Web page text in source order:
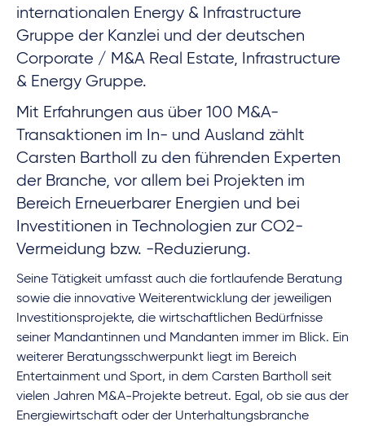
internationalen Energy & Infrastructure
Gruppe der Kanzlei und der deutschen
Corporate / M&A Real Estate, Infrastructure
& Energy Gruppe.
Mit Erfahrungen aus über 100 M&A-
Transaktionen im In- und Ausland zählt
Carsten Bartholl zu den führenden Experten
der Branche, vor allem bei Projekten im
Bereich Erneuerbarer Energien und bei
Investitionen in Technologien zur CO2-
Vermeidung bzw. -Reduzierung.
Seine Tätigkeit umfasst auch die fortlaufende Beratung
sowie die innovative Weiterentwicklung der jeweiligen
Investitionsprojekte, die wirtschaftlichen Bedürfnisse
seiner Mandantinnen und Mandanten immer im Blick. Ein
weiterer Beratungsschwerpunkt liegt im Bereich
Entertainment und Sport, in dem Carsten Bartholl seit
vielen Jahren M&A-Projekte betreut. Egal, ob sie aus der
Energiewirtschaft oder der Unterhaltungsbranche